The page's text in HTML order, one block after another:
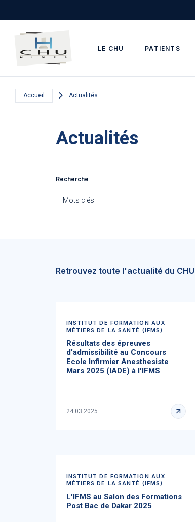
LE CHU PATIENTS
Accueil Actualités
Actualités
Recherche
Retrouvez toute l'actualité du
INSTITUT DE FORMATION AUX
MÉTIERS DE LA SANTÉ (IFMS)
Résultats des épreuves
d'admissibilité au Concours
Ecole Infirmier Anesthesiste
Mars 2025 (IADE) à l'IFMS
24.03.2025
INSTITUT DE FORMATION AUX
MÉTIERS DE LA SANTÉ (IFMS)
L'IFMS au Salon des Formations
Post Bac de Dakar 2025